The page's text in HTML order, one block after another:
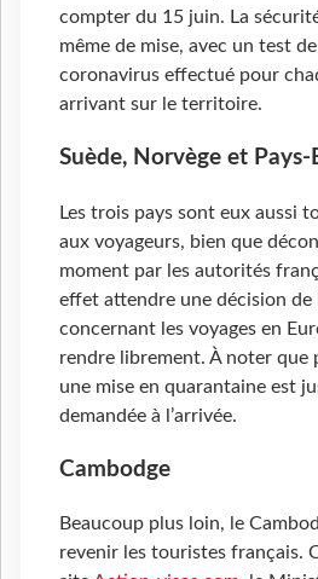
compter du 15 juin. La
même de mise, avec un test
coronavirus effectué pour
arrivant sur le territoire.
Suède, Norvège et Pays-
Les trois pays sont eux aussi
aux voyageurs, bien que
moment par les autorités
effet attendre une décision de
concernant les voyages en
rendre librement. À noter que
une mise en quarantaine est
demandée à l’arrivée.
Cambodge
Beaucoup plus loin, le
revenir les touristes français.